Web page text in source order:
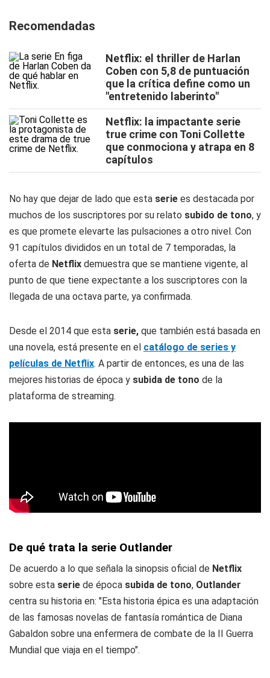
Recomendadas
Netflix: el thriller de Harlan
Coben con 5,8 de puntuación
que la crítica define como un
"entretenido laberinto"
Netflix: la impactante serie
true crime con Toni Collette
que conmociona y atrapa en 8
capítulos
No hay que dejar de lado que esta serie es destacada por
muchos de los suscriptores por su relato subido de tono, y
es que promete elevarte las pulsaciones a otro nivel. Con
91 capítulos divididos en un total de 7 temporadas, la
oferta de Netflix demuestra que se mantiene vigente, al
punto de que tiene expectante a los suscriptores con la
llegada de una octava parte, ya confirmada.
Desde el 2014 que esta serie, que también está basada en
una novela, está presente en el catálogo de series y
películas de Netflix. A partir de entonces, es una de las
mejores historias de época y subida de tono de la
plataforma de streaming.
De qué trata la serie Outlander
De acuerdo a lo que señala la sinopsis oficial de Netflix
sobre esta serie de época subida de tono, Outlander
centra su historia en: "Esta historia épica es una adaptación
de las famosas novelas de fantasía romántica de Diana
Gabaldon sobre una enfermera de combate de la II Guerra
Mundial que viaja en el tiempo".